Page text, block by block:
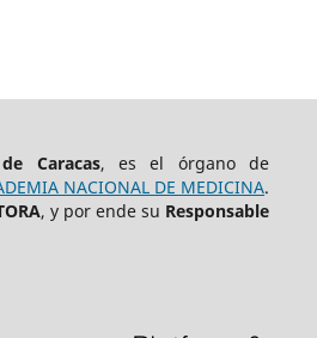
Caracas, es el órgano de
NACIONAL DE MEDICINA.
, y por ende su Responsable